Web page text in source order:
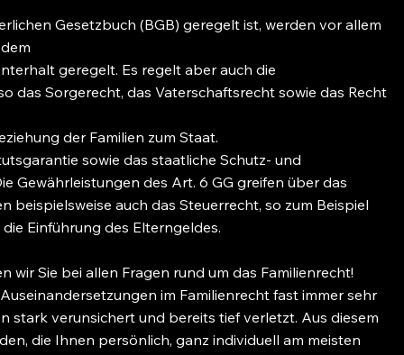
Gesetzbuch (BGB) geregelt ist, werden vor allem
geregelt. Es regelt aber auch die
das Sorgerecht, das Vaterschaftsrecht sowie das Recht
der Familien zum Staat.
sowie das staatliche Schutz- und
Gewährleistungen des Art. 6 GG greifen über das
beispielsweise auch das Steuerrecht, so zum Beispiel
Einführung des Elterngeldes.
wir Sie bei allen Fragen rund um das Familienrecht!
im Familienrecht fast immer sehr
stark verunsichert und bereits tief verletzt. Aus diesem
die Ihnen persönlich, ganz individuell am meisten